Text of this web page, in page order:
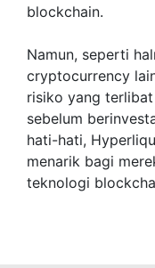
blockchain.
Namun, seperti
cryptocurrency
risiko yang
sebelum
hati-hati,
menarik bagi
teknologi